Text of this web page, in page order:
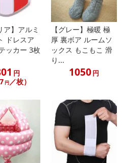
ア】アルミ
ドレスア
ッカー 3枚
円
円／枚）
【グレー】極暖 極
厚 裏ボア ルームソ
ックス もこもこ 滑
り...
1050円